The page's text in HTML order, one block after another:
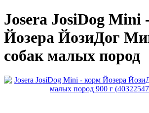
Josera JosiDog Mini
Йозера ЙозиДог
собак малых пород